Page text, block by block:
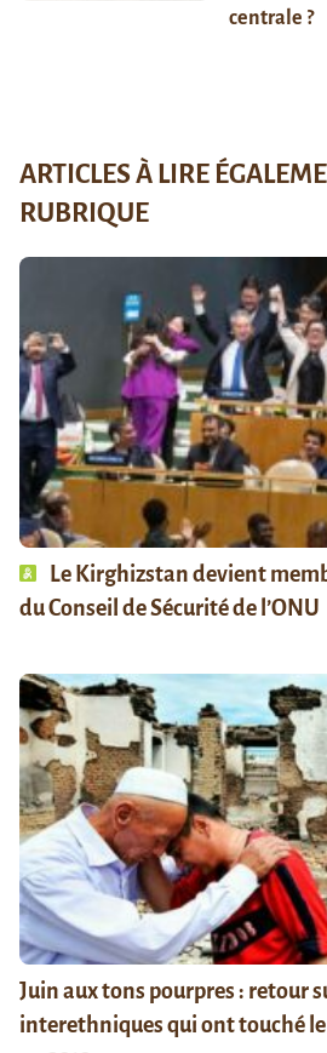
centrale ?
ARTICLES À LIRE
RUBRIQUE
Le Kirghizstan devient
du Conseil de Sécurité de l’ONU
Juin aux tons pourpres : retour
interethniques qui ont touché